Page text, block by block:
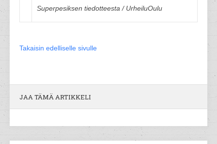
Superpesiksen tiedotteesta / UrheiluOulu
Takaisin edelliselle sivulle
JAA TÄMÄ ARTIKKELI